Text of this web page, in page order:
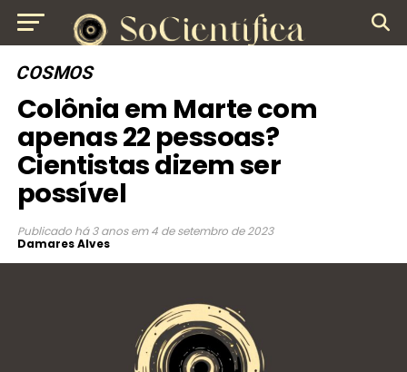
COSMOS
Colônia em Marte com
apenas 22 pessoas?
Cientistas dizem ser
possível
Publicado há 3 anos em 4 de setembro de 2023
Damares Alves